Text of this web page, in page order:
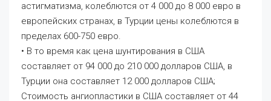
астигматизма, колеблются от 4 000 до 8 000 евро в
европейских странах, в Турции цены колеблются в
пределах 600-750 евро.
• В то время как цена шунтирования в США
составляет от 94 000 до 210 000 долларов США, в
Турции она составляет 12 000 долларов США;
Стоимость ангиопластики в США составляет от 44